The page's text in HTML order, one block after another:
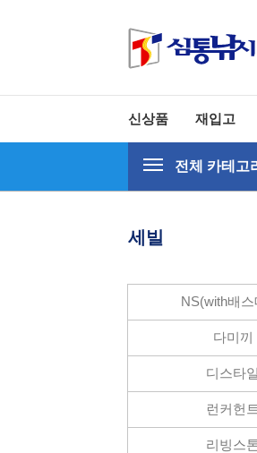
신상품 재입고
전체 카테고
세빌
NS(with배
다미끼
디스타일
런커헌트
리빙스